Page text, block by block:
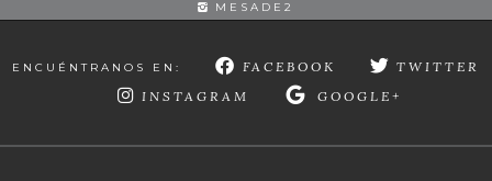
MESADE2
ENCUÉNTRANOS EN: FACEBOOK
TWITTER
INSTAGRAM
GOOGLE+